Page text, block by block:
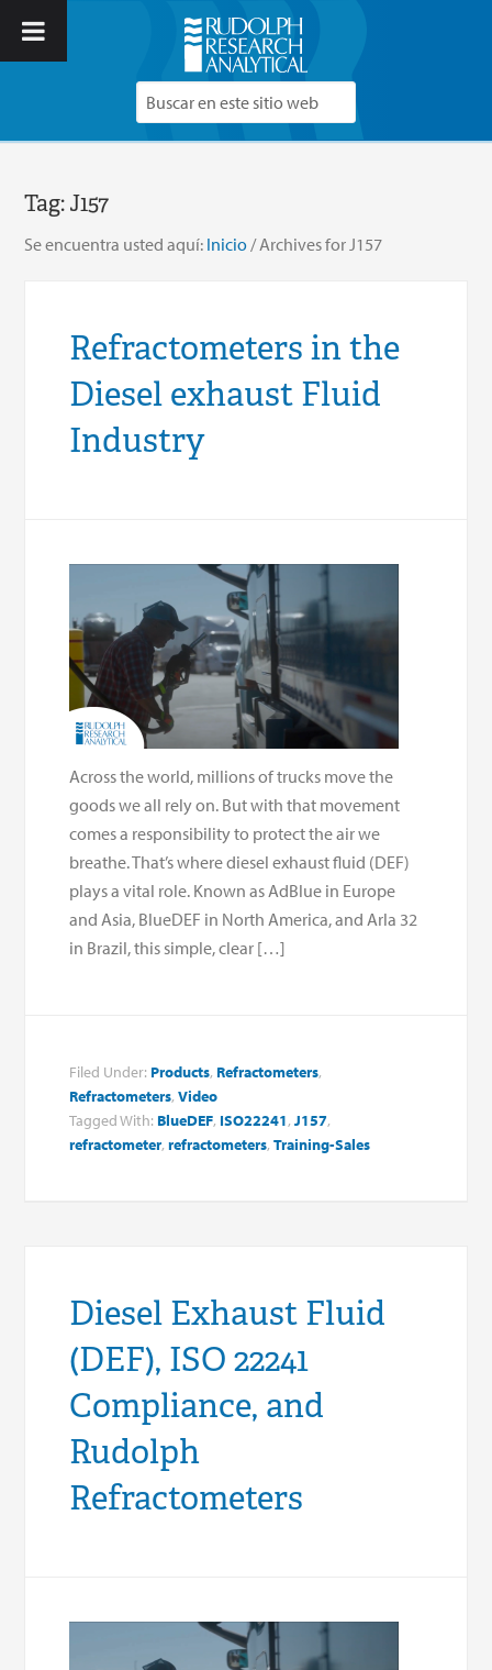
Tag:J157
Se encuentra usted aquí: Inicio /Archives for J157
Refractometers in the
Diesel exhaust Fluid
Industry
Across the world, millions of trucks move the
goods we all rely on. But with that movement
comes a responsibility to protect the air we
breathe. That’s where diesel exhaust fluid (DEF)
plays a vital role. Known as AdBlue in Europe
and Asia, BlueDEF in North America, and Arla 32
in Brazil, this simple, clear […]
Filed Under: Products, Refractometers,
Refractometers,Video
Tagged With: BlueDEF, ISO22241,J157,
refractometer,refractometers,Training-Sales
Diesel Exhaust Fluid
(DEF), ISO 22241
Compliance, and
Rudolph
Refractometers